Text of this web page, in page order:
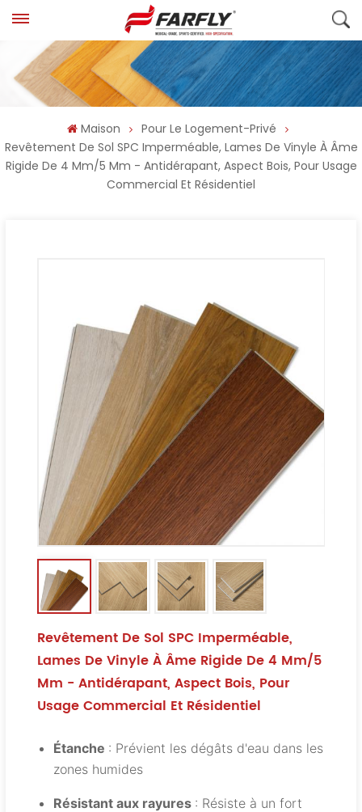
Maison
Pour Le Logement-Privé
Revêtement De Sol SPC Imperméable, Lames De Vinyle À Âme
Rigide De 4 Mm/5 Mm - Antidérapant, Aspect Bois, Pour Usage
Commercial Et Résidentiel
Revêtement De Sol SPC Imperméable,
Lames De Vinyle À Âme Rigide De 4 Mm/5
Mm - Antidérapant, Aspect Bois, Pour
Usage Commercial Et Résidentiel
Étanche : Prévient les dégâts d'eau dans les
zones humides
Résistant aux rayures : Résiste à un fort